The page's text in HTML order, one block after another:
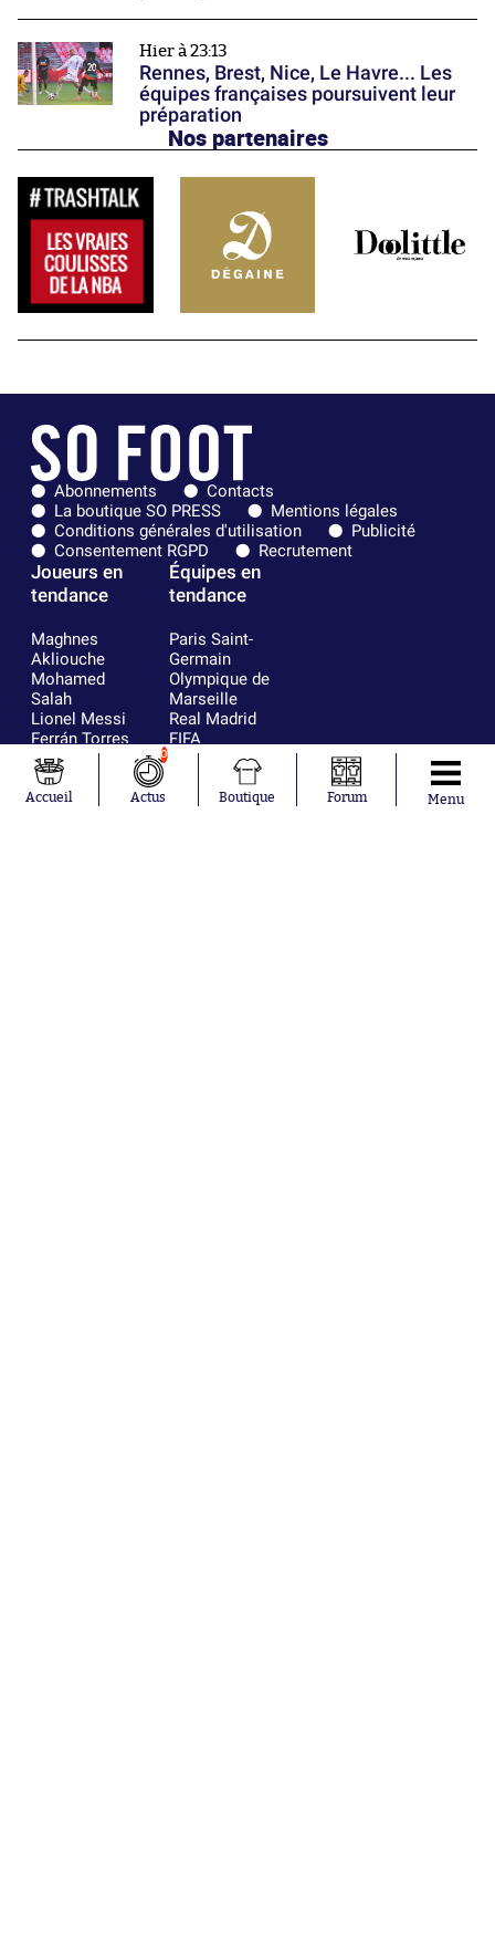
Hier à 23:13
Rennes, Brest, Nice, Le Havre... Les
équipes françaises poursuivent leur
préparation
Nos partenaires
Abonnements
Contacts
La boutique SO PRESS
Mentions légales
Conditions générales d'utilisation
Publicité
Consentement RGPD
Recrutement
Joueurs en
tendance
Maghnes
Akliouche
Mohamed
Salah
Lionel Messi
Ferrán Torres
Kilian Corredor
Franco
Mastantuono
Équipes en
tendance
Paris Saint-
Germain
Olympique de
Marseille
Real Madrid
FIFA
Olympique
AS Monaco
Accueil
0
Actus Boutique Forum Menu